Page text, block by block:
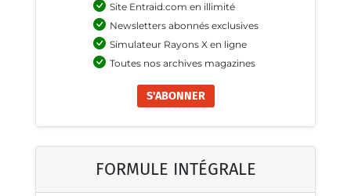
Site Entraid.com en illimité
Newsletters abonnés exclusives
Simulateur Rayons X en ligne
Toutes nos archives magazines
S'ABONNER
FORMULE INTÉGRALE